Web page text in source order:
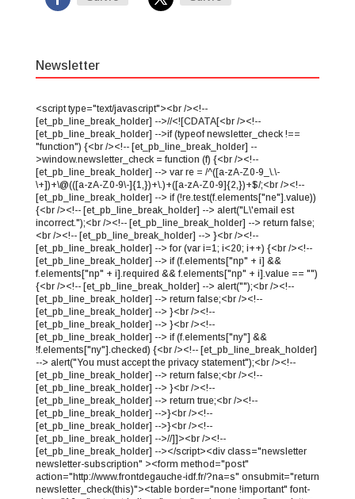
Newsletter
<script type="text/javascript"><br /><!--
[et_pb_line_break_holder] -->//<![CDATA[<br /><!--
[et_pb_line_break_holder] -->if (typeof newsletter_check !==
"function") {<br /><!-- [et_pb_line_break_holder] --
>window.newsletter_check = function (f) {<br /><!--
[et_pb_line_break_holder] --> var re = /^([a-zA-Z0-9_\.\-
\+])+\@(([a-zA-Z0-9\-]{1,})+\.)+([a-zA-Z0-9]{2,})+$/;<br /><!--
[et_pb_line_break_holder] --> if (!re.test(f.elements["ne"].value))
{<br /><!-- [et_pb_line_break_holder] --> alert("L\'email est
incorrect.");<br /><!-- [et_pb_line_break_holder] --> return false;
<br /><!-- [et_pb_line_break_holder] --> }<br /><!--
[et_pb_line_break_holder] --> for (var i=1; i<20; i++) {<br /><!--
[et_pb_line_break_holder] --> if (f.elements["np" + i] &&
f.elements["np" + i].required && f.elements["np" + i].value == "")
{<br /><!-- [et_pb_line_break_holder] --> alert("");<br /><!--
[et_pb_line_break_holder] --> return false;<br /><!--
[et_pb_line_break_holder] --> }<br /><!--
[et_pb_line_break_holder] --> }<br /><!--
[et_pb_line_break_holder] --> if (f.elements["ny"] &&
!f.elements["ny"].checked) {<br /><!-- [et_pb_line_break_holder]
--> alert("You must accept the privacy statement");<br /><!--
[et_pb_line_break_holder] --> return false;<br /><!--
[et_pb_line_break_holder] --> }<br /><!--
[et_pb_line_break_holder] --> return true;<br /><!--
[et_pb_line_break_holder] -->}<br /><!--
[et_pb_line_break_holder] -->}<br /><!--
[et_pb_line_break_holder] -->//]]><br /><!--
[et_pb_line_break_holder] --></script><div class="newsletter
newsletter-subscription" ><form method="post"
action="http://www.frontdegauche-idf.fr/?na=s" onsubmit="return
newsletter_check(this)"><table border="none !important" font-